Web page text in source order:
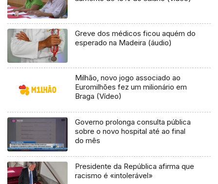
Greve dos médicos ficou aquém do
esperado na Madeira (áudio)
Milhão, novo jogo associado ao
Euromilhões fez um milionário em
Braga (Vídeo)
Governo prolonga consulta pública
sobre o novo hospital até ao final
do mês
Presidente da República afirma que
racismo é «intolerável»